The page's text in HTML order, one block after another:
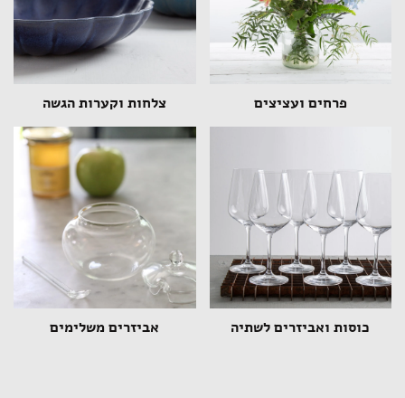
פרחים ועציצים צלחות וקערות הגשה
כוסות ואביזרים לשתיה אביזרים משלימים